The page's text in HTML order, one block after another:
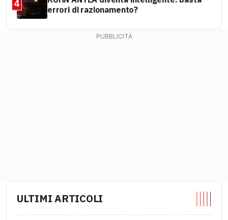
4
errori di razionamento?
ULTIMI ARTICOLI